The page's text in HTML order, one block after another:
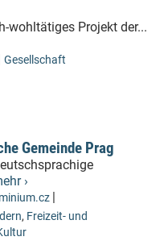
wohltätiges Projekt der...
Gesellschaft
Gemeinde Prag
›
|
, Freizeit- und